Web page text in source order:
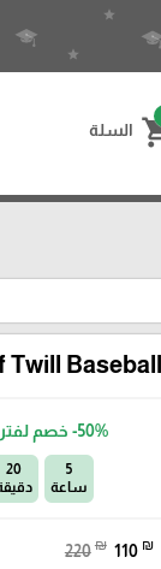
السلة
Twill
-50%خصم
5
ساعة
20
220 ₪ 110 ₪